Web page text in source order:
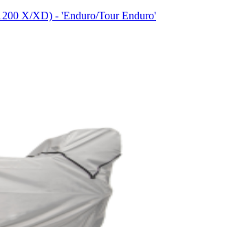
X/XD) - 'Enduro/Tour Enduro'